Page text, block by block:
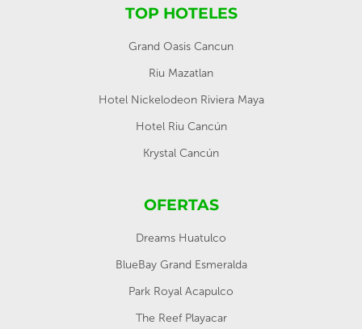
TOP HOTELES
Grand Oasis Cancun
Riu Mazatlan
Hotel Nickelodeon Riviera Maya
Hotel Riu Cancún
Krystal Cancún
OFERTAS
Dreams Huatulco
BlueBay Grand Esmeralda
Park Royal Acapulco
The Reef Playacar